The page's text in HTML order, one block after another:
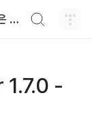
💗지금 이 순간, 나의 아름다움은 가장 빛난다!
-